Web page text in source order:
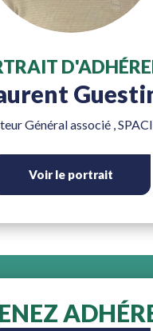
Général associé ,
Voir le portrait